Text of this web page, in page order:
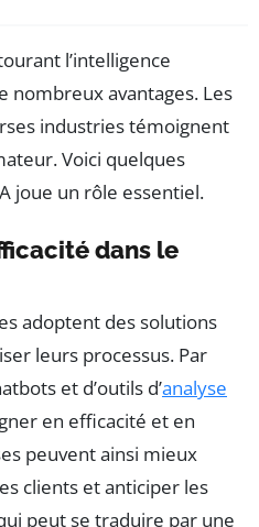
l’intelligence
nombreux avantages. Les
industries témoignent
Voici quelques
joue un rôle essentiel.
dans le
adoptent des solutions
leurs processus. Par
et d’outils d’analyse
en efficacité et en
peuvent ainsi mieux
clients et anticiper les
peut se traduire par une